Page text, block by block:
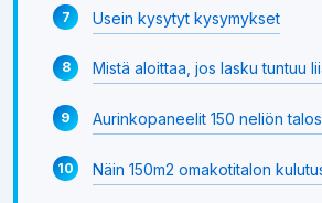
Usein kysytyt kysymykset
Mistä aloittaa, jos lasku tuntuu
Aurinkopaneelit 150 neliön
Näin 150m2 omakotitalon